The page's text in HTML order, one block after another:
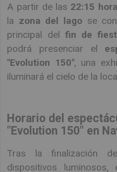
A partir de las 22:15
la zona del lagose
principal del fin de
podrá presenciar el
"Evolution 150", una
iluminará el cielo de la
Horario del
"Evolution 150" en
Tras la finalización
dispositivos